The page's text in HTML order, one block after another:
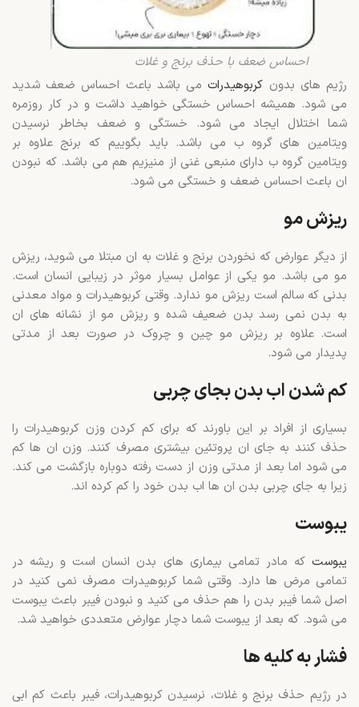
احساس ضعف با حذف برنج و غلات
رژیم های بدون کربوهیدراتمی باشد باعث احساس ضعف شدید
می شود. همیشه احساس خستگی خواهید داشت و در کار روزمره
شما اختلال ایجاد می شود. خستگی و ضعف بخاطر نرسیدن
ویتامین های گروه ب می باشد. باید بگوییم که برنج علاوه بر
ویتامین گروه ب دارای منبعی غنی از منیزیم هم می باشد. که نبودن
ان باعث احساس ضعف و خستگی می شود.
ریزش مو
از دیگر عوارض که نخوردن برنج و غلات به ان مبتلا می شوید، ریزش
مو می باشد. مو یکی از عوامل بسیار موثر در زیبایی انسان است.
بدنی که سالم است ریزش مو ندارد. وقتی کربوهیدرات و مواد معدنی
به بدن نمی رسد بدن ضعیف شده و ریزش مو از نشانه های ان
است. علاوه بر ریزش مو چین و چروک در صورت بعد از مدتی
پدیدار می شود.
کم شدن اب بدن بجای چربی
بسیاری از افراد بر این باورند که برای کم کردن وزن کربوهیدرات را
حذف کنند به جای ان پروتئین بیشتری مصرف کنند. وزن ان ها کم
می شود اما بعد از مدتی وزن از دست رفته دوباره بازگشت می کند.
زیرا به جای چربی بدن ان ها اب بدن خود را کم کرده اند.
یبوست
یبوست که مادر تمامی بیماری های بدن انسان است و ریشه در
تمامی مرض ها دارد. وقتی شما کربوهیدرات مصرف نمی کنید در
اصل شما فیبر بدن را هم حذف می کنید و نبودن فیبر باعث یبوست
می شود. که بعد از یبوست شما دچار عوارض متعددی خواهید شد.
فشار به کلیه ها
در رژیم حذف برنج و غلات، نرسیدن کربوهیدرات، فیبر باعث کم ابی